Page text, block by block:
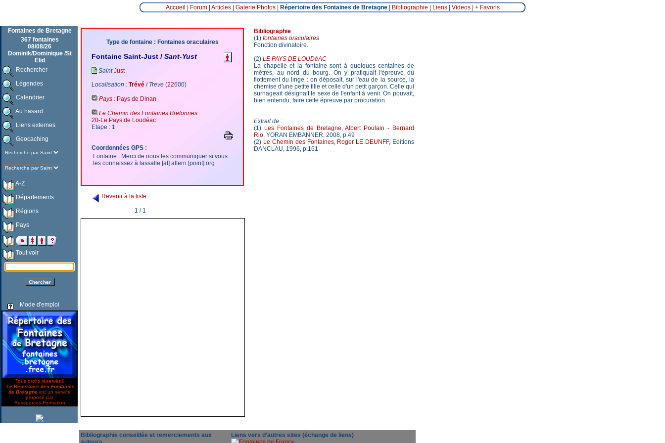
Accueil Forum| Articles| Galerie Photos| Répertoire des Fontaines de Bretagne| Bibliographie Liens| Videos| + Favoris
Fontaines de Bretagne
367 fontaines
08/08/26
Dominik/Dominique /St
Elid
Rechercher
Légendes
Calendrier
Au hasard...
Liens externes
Geocaching
A-Z
Départements
Régions
Pays
Tout voir
Mode d'emploi
Tous droits réservés©
Le Répertoire des Fontaines
de Bretagne est un service
proposé par
Ressources-Formation
Type de fontaine : Fontaines oraculaires
Fontaine Saint-Just / Sant-Yust
SaintJust
Localisation : Trévé / Treve (22600)
Pays : Pays de Dinan
Le Chemin des Fontaines Bretonnes :
20-Le Pays de Loudéac
Etape : 1
Coordonnées GPS :
Fontaine : Merci de nous les communiquer si vous
les connaissez à lassalle [at] altern [point] org
Revenir à la liste
1 / 1
Bibliographie
(1) fontaines oraculaires
Fonction divinatoire.
(2) LE PAYS DE LOUDéAC
La chapelle et la fontaine sont à quelques centaines de
mètres, au nord du bourg. On y pratiquait l'épreuve du
flottement du linge : on déposait, sur l'eau de la source, la
chemise d'une petite fille et celle d'un petit garçon. Celle qui
surnageait désignait le sexe de l'enfant à venir. On pouvait,
bien entendu, faire cette épreuve par procuration.
Extrait de :
(1) Les Fontaines de Bretagne, Albert Poulain - Bernard
Rio, YORAN EMBANNER, 2008, p.49
(2) Le Chemin des Fontaines, Roger LE DEUNFF, Editions
DANCLAU, 1996, p.161
Bibliographie conseillée et remerciements aux
Liens vers d'autres sites (échange de liens)